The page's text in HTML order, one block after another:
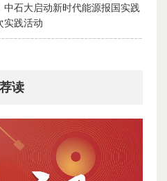
中石大启动新时代能源报国实践
实践活动
荐读